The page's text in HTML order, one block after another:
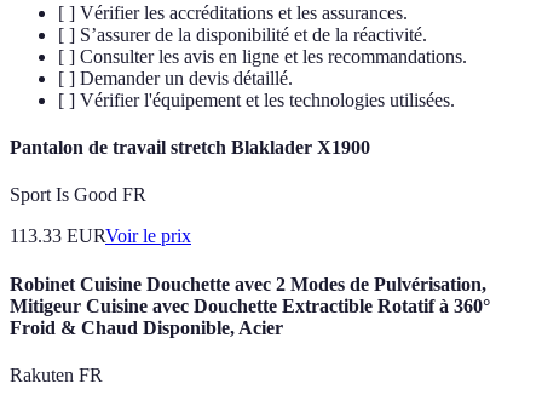
[ ] Vérifier les accréditations et les assurances.
[ ] S’assurer de la disponibilité et de la réactivité.
[ ] Consulter les avis en ligne et les recommandations.
[ ] Demander un devis détaillé.
[ ] Vérifier l'équipement et les technologies utilisées.
Pantalon de travail stretch Blaklader X1900
Sport Is Good FR
113.33 EURVoir le prix
Robinet Cuisine Douchette avec 2 Modes de Pulvérisation,
Mitigeur Cuisine avec Douchette Extractible Rotatif à 360°
Froid & Chaud Disponible, Acier
Rakuten FR